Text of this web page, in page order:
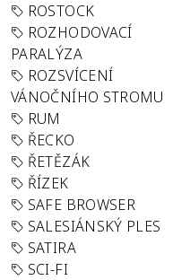
ROSTOCK
ROZHODOVACÍ
PARALÝZA
ROZSVÍCENÍ
VÁNOČNÍHO STROMU
RUM
ŘECKO
ŘETĚZÁK
ŘÍZEK
SAFE BROWSER
SALESIÁNSKÝ PLES
SATIRA
SCI-FI